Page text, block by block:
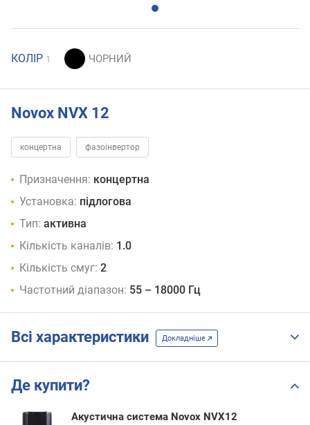
КОЛІР 1
Novox NVX 12
концертна фазоінвертор
Призначення: концертна
Установка: підлогова
Тип: активна
Кількість каналів: 1.0
Кількість смуг: 2
Частотний діапазон: 55 – 18000 Гц
Всі характеристики Докладніше
Де купити?
Акустична система Novox NVX12